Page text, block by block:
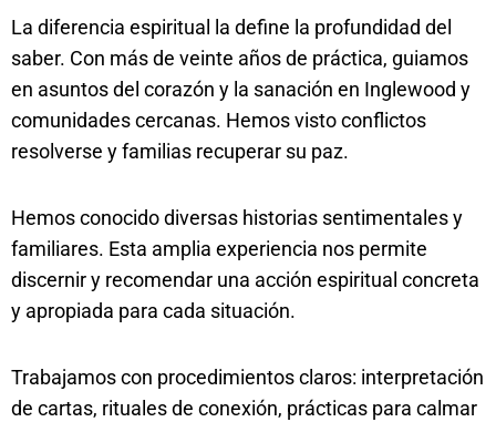
La diferencia espiritual la define la profundidad del
saber. Con más de veinte años de práctica, guiamos
en asuntos del corazón y la sanación en Inglewood y
comunidades cercanas. Hemos visto conflictos
resolverse y familias recuperar su paz.
Hemos conocido diversas historias sentimentales y
familiares. Esta amplia experiencia nos permite
discernir y recomendar una acción espiritual concreta
y apropiada para cada situación.
Trabajamos con procedimientos claros: interpretación
de cartas, rituales de conexión, prácticas para calmar